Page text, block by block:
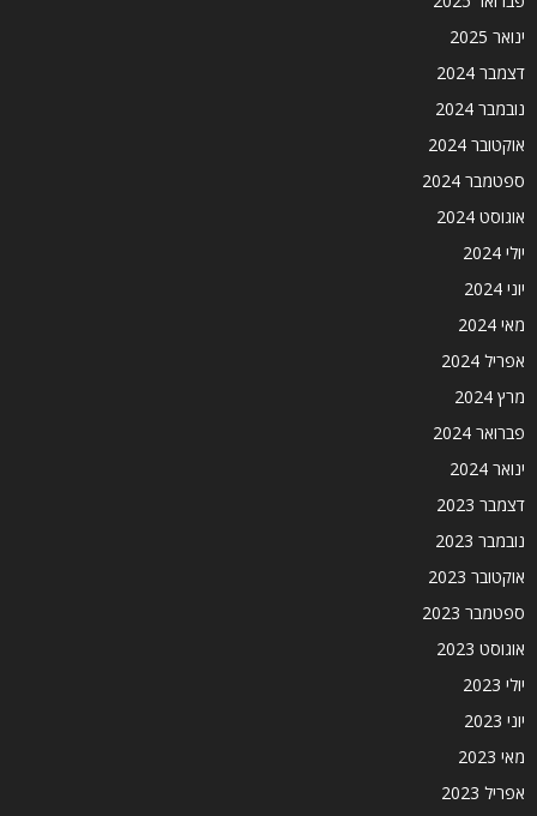
ינואר 2025
דצמבר 2024
נובמבר 2024
אוקטובר 2024
ספטמבר 2024
אוגוסט 2024
יולי 2024
יוני 2024
מאי 2024
אפריל 2024
מרץ 2024
פברואר 2024
ינואר 2024
דצמבר 2023
נובמבר 2023
אוקטובר 2023
ספטמבר 2023
אוגוסט 2023
יולי 2023
יוני 2023
מאי 2023
אפריל 2023